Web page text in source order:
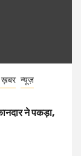
ख़बर न्यूज़
ने पकड़ा,